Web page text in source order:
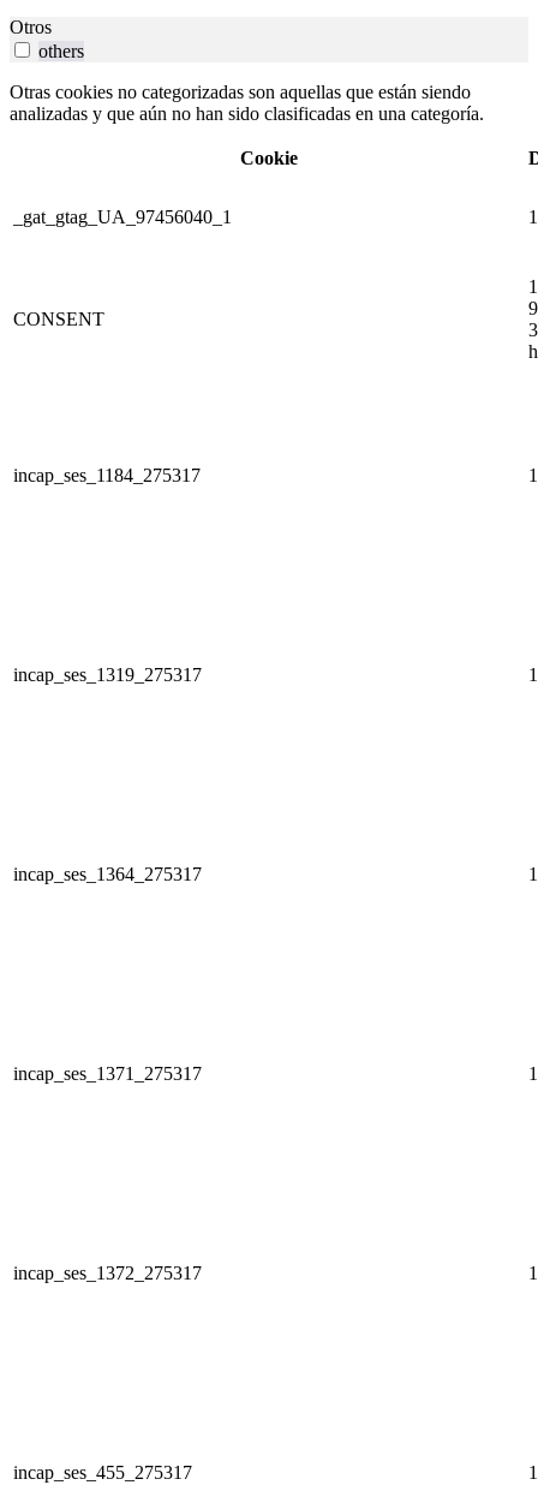
Otros
others
Otras cookies no categorizadas son aquellas que están siendo
analizadas y que aún no han sido clasificadas en una categoría.
Cookie
_gat_gtag_UA_97456040_1
CONSENT
incap_ses_1184_275317
incap_ses_1319_275317
incap_ses_1364_275317
incap_ses_1371_275317
incap_ses_1372_275317
incap_ses_455_275317